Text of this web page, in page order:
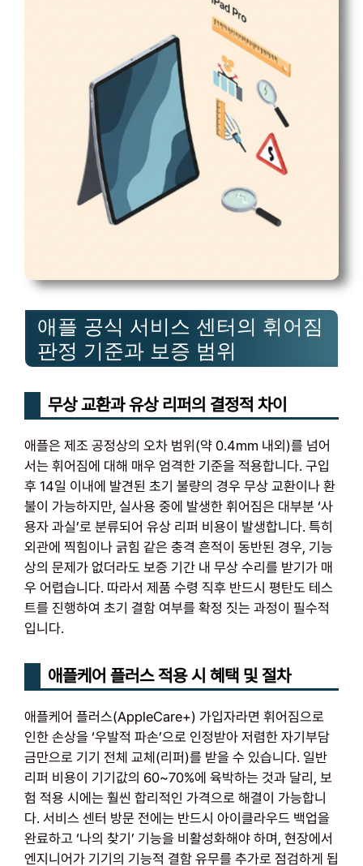
애플 공식 서비스 센터의 휘어짐
판정 기준과 보증 범위
무상 교환과 유상 리퍼의 결정적 차이
애플은 제조 공정상의 오차 범위(약 0.4mm 내외)를 넘어
서는 휘어짐에 대해 매우 엄격한 기준을 적용합니다. 구입
후 14일 이내에 발견된 초기 불량의 경우 무상 교환이나 환
불이 가능하지만, 실사용 중에 발생한 휘어짐은 대부분 ‘사
용자 과실’로 분류되어 유상 리퍼 비용이 발생합니다. 특히
외관에 찍힘이나 긁힘 같은 충격 흔적이 동반된 경우, 기능
상의 문제가 없더라도 보증 기간 내 무상 수리를 받기가 매
우 어렵습니다. 따라서 제품 수령 직후 반드시 평탄도 테스
트를 진행하여 초기 결함 여부를 확정 짓는 과정이 필수적
입니다.
애플케어 플러스 적용 시 혜택 및 절차
애플케어 플러스(AppleCare+) 가입자라면 휘어짐으로
인한 손상을 ‘우발적 파손’으로 인정받아 저렴한 자기부담
금만으로 기기 전체 교체(리퍼)를 받을 수 있습니다. 일반
리퍼 비용이 기기값의 60~70%에 육박하는 것과 달리, 보
험 적용 시에는 훨씬 합리적인 가격으로 해결이 가능합니
다. 서비스 센터 방문 전에는 반드시 아이클라우드 백업을
완료하고 ‘나의 찾기’ 기능을 비활성화해야 하며, 현장에서
엔지니어가 기기의 기능적 결함 유무를 추가로 점검하게 됩